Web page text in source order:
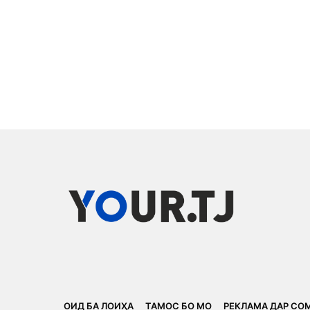
ОИД БА ЛОИҲА ТАМОС БО МО РЕКЛАМА ДАР